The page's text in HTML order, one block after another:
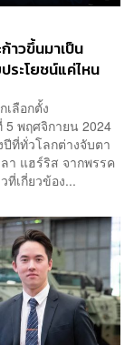
าวขึ้นมาเป็น
ระโยชน์แค่ไหน
เลือกตั้ง
พฤศจิกายน 2024
ปีที่ทั่วโลกต่างจับตา
า แฮร์ริส จากพรรค
เกี่ยวข้อง...